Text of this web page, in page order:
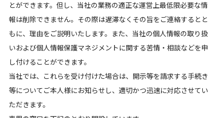
とができます。但し、当社の業務の適正な運営上最低限必要な情
報は削除できません。その際は遅滞なくその旨をご連絡するとと
もに、理由をご説明いたします。また、当社の個人情報の取り扱
いおよび個人情報保護マネジメントに関する苦情・相談などを申
し付けることができます。
当社では、これらを受け付けた場合は、開示等を請求する手続き
等についてご本人様にお知らせし、適切かつ迅速に対応させてい
ただきます。